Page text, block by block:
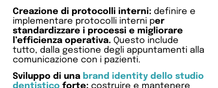
Creazione di protocolli interni: definire e
implementare protocolli interni per
standardizzare i processi e migliorare
l’efficienza operativa. Questo include
tutto, dalla gestione degli appuntamenti alla
comunicazione con i pazienti.
Sviluppo di una brand identity dello studio
dentistico forte: costruire e mantenere